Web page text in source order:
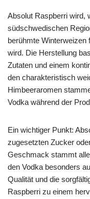
Absolut Raspberri wird,
südschwedischen
berühmte Winterweizen
wird. Die Herstellung
Zutaten und einem
den charakteristisch
Himbeeraromen
Vodka während der
Ein wichtiger Punkt:
zugesetzten Zucker
Geschmack stammt
den Vodka besonders
Qualität und die
Raspberri zu einem